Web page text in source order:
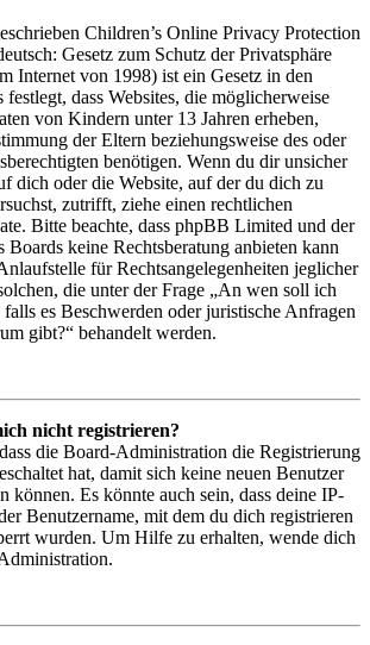
Children’s Online Privacy Protection
Gesetz zum Schutz der Privatsphäre
Internet von 1998) ist ein Gesetz in den
dass Websites, die möglicherweise
von Kindern unter 13 Jahren erheben,
der Eltern beziehungsweise des oder
benötigen. Wenn du dir unsicher
dich oder die Website, auf der du dich zu
zutrifft, ziehe einen rechtlichen
Bitte beachte, dass phpBB Limited und der
Boards keine Rechtsberatung anbieten kann
für Rechtsangelegenheiten jeglicher
die unter der Frage „An wen soll ich
es Beschwerden oder juristische Anfragen
gibt?“ behandelt werden.
nicht registrieren?
die Board-Administration die Registrierung
hat, damit sich keine neuen Benutzer
können. Es könnte auch sein, dass deine IP-
Benutzername, mit dem du dich registrieren
wurden. Um Hilfe zu erhalten, wende dich